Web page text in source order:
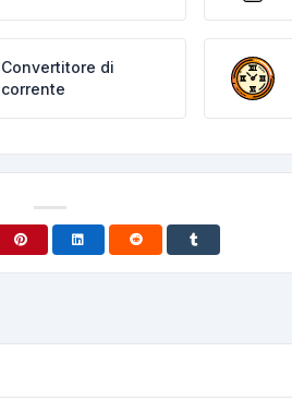
Convertitore di
corrente